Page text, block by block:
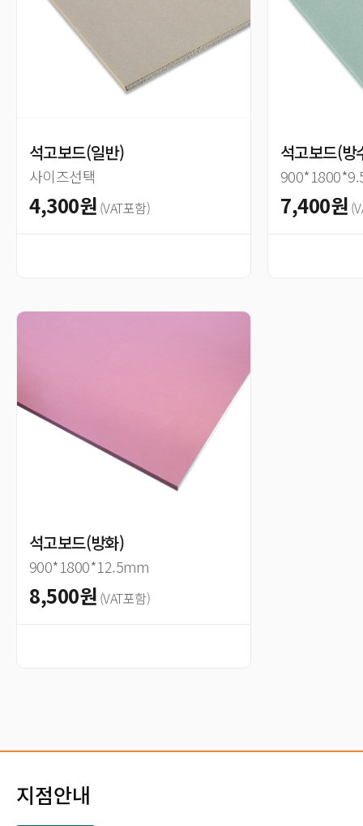
석고보드(일반)
사이즈선택
4,300원 (VAT포함)
석고보드(방
7,400원
석고보드(방화)
900*1800*12.5mm
8,500원 (VAT포함)
지점안내